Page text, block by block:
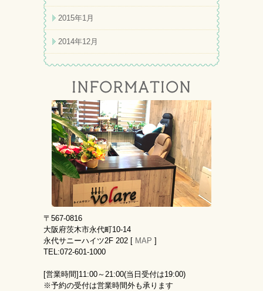
2015年1月
2014年12月
〒567-0816
大阪府茨木市永代町10-14
永代サニーハイツ2F 202 [ MAP ]
TEL:072-601-1000
[営業時間] 11:00～21:00(当日受付は19:00)
※予約の受付は営業時間外も承ります